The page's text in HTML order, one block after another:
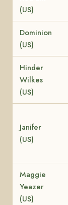
(US)
Dominion
(US)
Hinder
Wilkes
(US)
Janifer
(US)
Maggie
Yeazer
(US)